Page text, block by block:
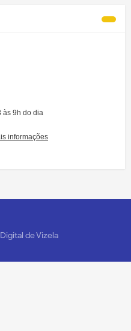
Digital de Vizela